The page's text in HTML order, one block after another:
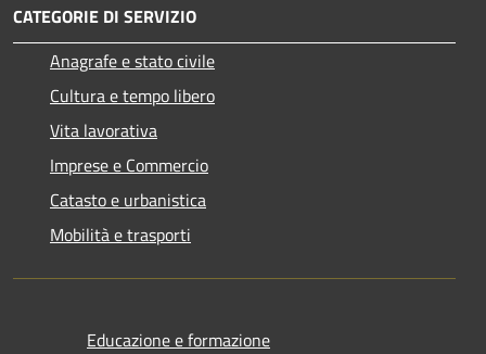
CATEGORIE DI SERVIZIO
Anagrafe e stato civile
Cultura e tempo libero
Vita lavorativa
Imprese e Commercio
Catasto e urbanistica
Mobilità e trasporti
Educazione e formazione